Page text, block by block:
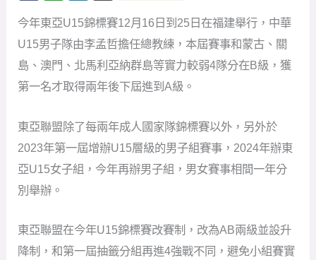
今年東亞U15錦標賽12月16日到25日在福建舉行，中華
U15男子隊由李孟哲擔任總教練，本屆賽事和蒙古、關
島、澳門、北馬利亞納群島等實力較弱4隊分在B級，獲
第一名才取得兩年後下屆進到A級。
東亞聯盟除了每兩年成人國家隊錦標賽以外，另外於
2023年第一屆增辦U15層級的男子組賽事，2024年辦東
亞U15女子組，今年再辦男子組，男女賽事相間一年分
別舉辦。
東亞聯盟在今年U15錦標賽改賽制，改為AB兩級並設升
降制，和第一屆抽籤分組再進4強戰不同，避免小組賽實